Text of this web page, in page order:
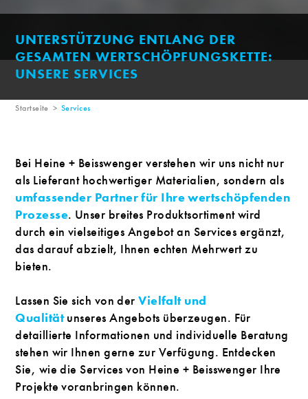
UNTERSTÜTZUNG ENTLANG DER
GESAMTEN WERTSCHÖPFUNGSKETTE:
UNSERE SERVICES
Startseite > Services
Bei Heine + Beisswenger verstehen wir uns nicht nur
als Lieferant hochwertiger Materialien, sondern als
umfassender Partner für Ihre wertschöpfenden
Prozesse. Unser breites Produktsortiment wird
durch ein vielseitiges Angebot an Services ergänzt,
das darauf abzielt, Ihnen echten Mehrwert zu
bieten.
Lassen Sie sich von derVielfalt und
Qualitätunseres Angebots überzeugen. Für
detaillierte Informationen und individuelle Beratung
stehen wir Ihnen gerne zur Verfügung. Entdecken
Sie, wie die Services von Heine + Beisswenger Ihre
Projekte voranbringen können.